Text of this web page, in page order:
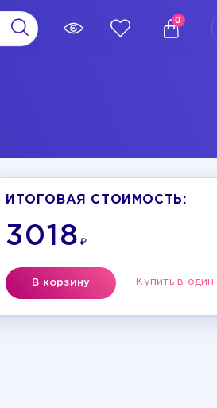
0
ИТОГОВАЯ СТОИМОСТЬ:
3018 ₽
В корзину Купить в один